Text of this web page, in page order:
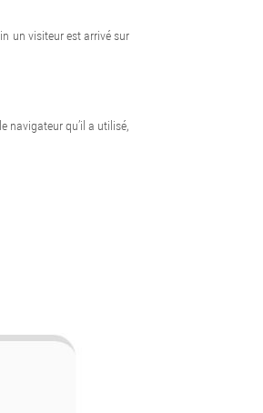
un visiteur est arrivé sur
navigateur qu’il a utilisé,